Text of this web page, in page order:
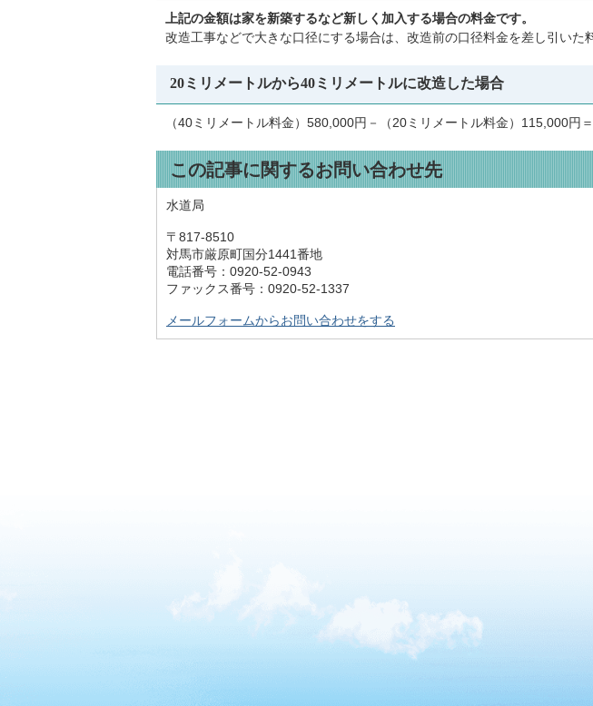
上記の金額は家を新築するなど新しく加入する場合の料金です。
改造工事などで大きな口径にする場合は、改造前の口径料金を差し引いた
20ミリメートルから40ミリメートルに改造した場合
（40ミリメートル料金）580,000円－（20ミリメートル料金）115,000円
この記事に関するお問い合わせ先
水道局
〒817-8510
対馬市厳原町国分1441番地
電話番号：0920-52-0943
ファックス番号：0920-52-1337
メールフォームからお問い合わせをする